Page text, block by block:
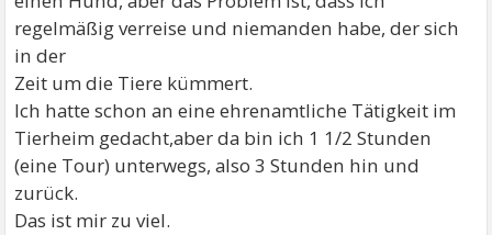
regelmäßig verreise und niemanden habe, der sich
in der
Zeit um die Tiere kümmert.
Ich hatte schon an eine ehrenamtliche Tätigkeit im
Tierheim gedacht,aber da bin ich 1 1/2 Stunden
(eine Tour) unterwegs, also 3 Stunden hin und
zurück.
Das ist mir zu viel.